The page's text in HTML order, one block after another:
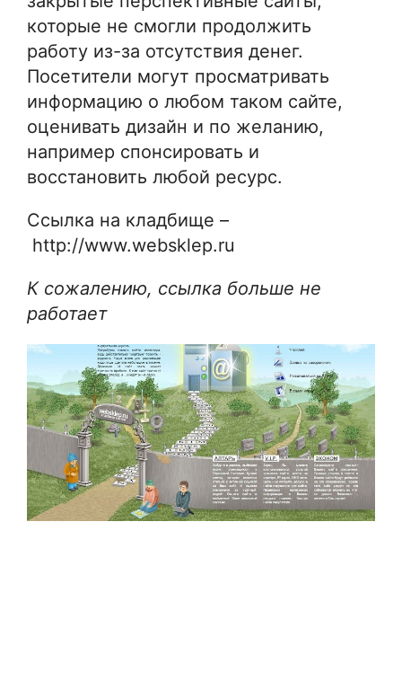
которые не смогли продолжить
работу из-за отсутствия денег.
Посетители могут просматривать
информацию о любом таком сайте,
оценивать дизайн и по желанию,
например спонсировать и
восстановить любой ресурс.
Ссылка на кладбище –
http://www.websklep.ru
К сожалению, ссылка больше не
работает